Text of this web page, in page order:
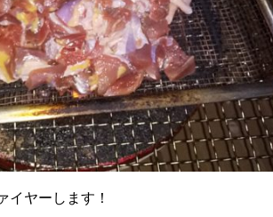
イヤーします！